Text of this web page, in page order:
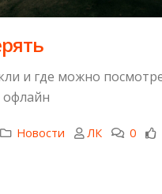
и где можно
офлайн
Новости ЛК 0